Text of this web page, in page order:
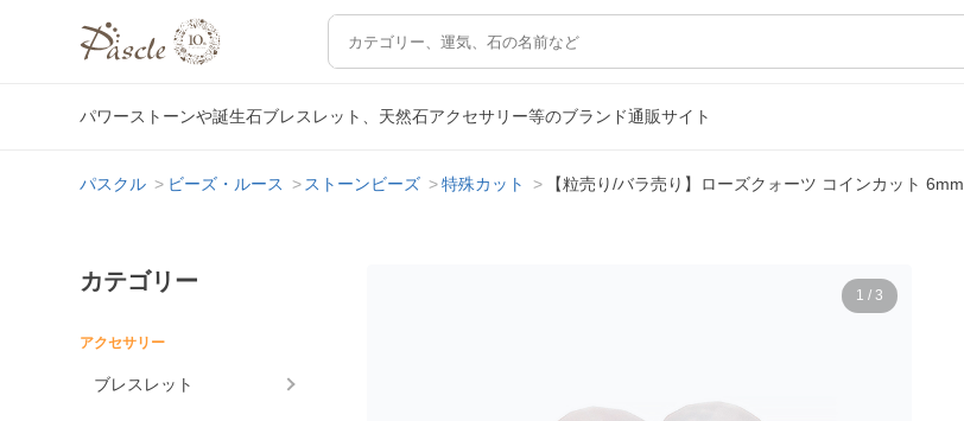
パワーストーンや誕生石ブレスレット、天然石アクセサリー等のブランド通販サイト
パスクル ビーズ・ルース ストーンビーズ 特殊カット 【粒売り/バラ売り】ローズクォーツ コインカット 6mm
カテゴリー
アクセサリー
ブレスレット
1 / 3